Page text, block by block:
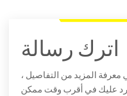
اترك رسالة
معرفة المزيد من التفاصيل ،